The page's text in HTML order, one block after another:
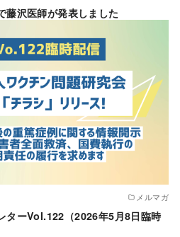
藤沢医師が発表しました
メルマガ
ターVol.122（2026年5月8日臨時